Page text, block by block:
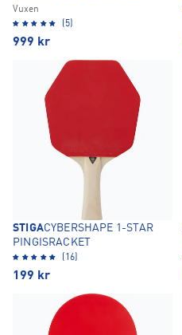
EDITION 5-STAR
PINGISRACKET
Vuxen
(5)
999 kr
STIGACYBERSHAPE 1-STAR
PINGISRACKET
(16)
199 kr